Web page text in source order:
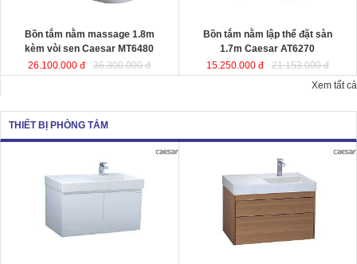
Bồn tắm nằm massage 1.8m
kèm vòi sen Caesar MT6480
26.100.000 đ
36.300.000 đ
Bồn tắm nằm lập thể đặt sàn
1.7m Caesar AT6270
15.250.000 đ
21.153.000 đ
Xem tất cả
THIẾT BỊ PHÒNG TẮM
Caesar LF5384+ EH05382AV
thiết kế đầy cảm hứng và sáng tạo
theo phong cách tối giản hiện đại.
không gian phòng tắm.
Bộ tủ lavabo 800mm vân gỗ treo
tường Caesar LF5384+
EH05384DW
được thiết kế đầy cảm
hứng và sáng tạo theo phong cách
tối giản hiện đại. Thể hiện chất
lượng thẩm mỹ của không gian
phòng tắm.